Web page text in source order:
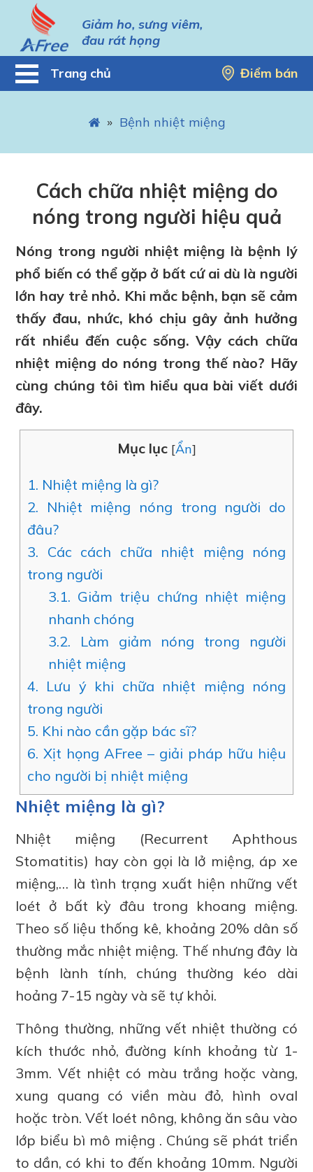
Giảm ho, sưng viêm,
đau rát họng
Trang chủ Điểm bán
» Bệnh nhiệt miệng
Cách chữa nhiệt miệng do
nóng trong người hiệu quả
Nóng trong người nhiệt miệng là bệnh lý
phổ biến có thể gặp ở bất cứ ai dù là người
lớn hay trẻ nhỏ. Khi mắc bệnh, bạn sẽ cảm
thấy đau, nhức, khó chịu gây ảnh hưởng
rất nhiều đến cuộc sống. Vậy cách chữa
nhiệt miệng do nóng trong thế nào? Hãy
cùng chúng tôi tìm hiểu qua bài viết dưới
đây.
Mục lục [Ẩn]
1. Nhiệt miệng là gì?
2. Nhiệt miệng nóng trong người do
đâu?
3. Các cách chữa nhiệt miệng nóng
trong người
3.1. Giảm triệu chứng nhiệt miệng
nhanh chóng
3.2. Làm giảm nóng trong người
nhiệt miệng
4. Lưu ý khi chữa nhiệt miệng nóng
trong người
5. Khi nào cần gặp bác sĩ?
6. Xịt họng AFree – giải pháp hữu hiệu
cho người bị nhiệt miệng
Nhiệt miệng là gì?
Nhiệt miệng (Recurrent Aphthous
Stomatitis) hay còn gọi là lở miệng, áp xe
miệng,… là tình trạng xuất hiện những vết
loét ở bất kỳ đâu trong khoang miệng.
Theo số liệu thống kê, khoảng 20% dân số
thường mắc nhiệt miệng. Thế nhưng đây là
bệnh lành tính, chúng thường kéo dài
hoảng 7-15 ngày và sẽ tự khỏi.
Thông thường, những vết nhiệt thường có
kích thước nhỏ, đường kính khoảng từ 1-
3mm. Vết nhiệt có màu trắng hoặc vàng,
xung quang có viền màu đỏ, hình oval
hoặc tròn. Vết loét nông, không ăn sâu vào
lớp biểu bì mô miệng . Chúng sẽ phát triển
to dần, có khi to đến khoảng 10mm. Người